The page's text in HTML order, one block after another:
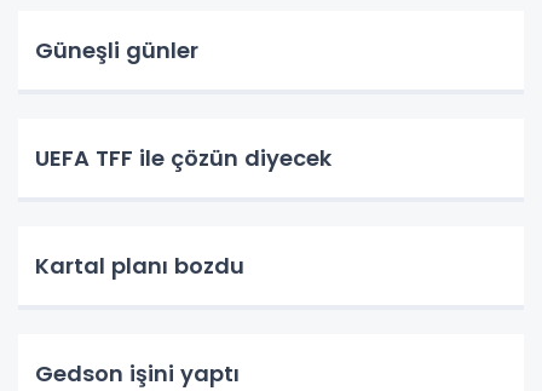
Güneşli günler
UEFA TFF ile çözün diyecek
Kartal planı bozdu
Gedson işini yaptı